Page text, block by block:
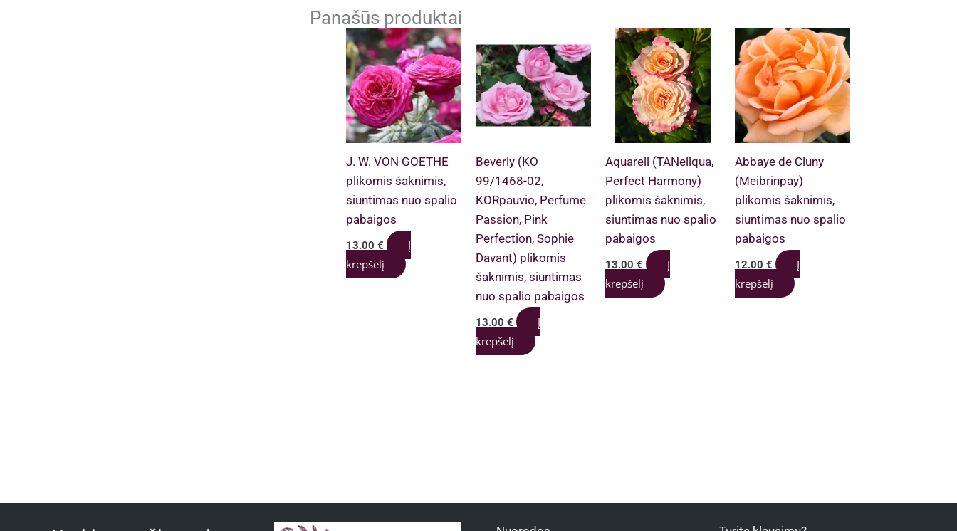
Panašūs produktai
J. W. VON GOETHE
plikomis šaknimis,
siuntimas nuo spalio
pabaigos
13.00 €
Į
krepšelį
Beverly (KO
99/1468-02,
KORpauvio, Perfume
Passion, Pink
Perfection, Sophie
Davant) plikomis
šaknimis, siuntimas
nuo spalio pabaigos
13.00€
Į
krepšelį
Aquarell (TANellqua,
Perfect Harmony)
plikomis šaknimis,
siuntimas nuo spalio
pabaigos
13.00€
Į
krepšelį
Abbaye de Cluny
(Meibrinpay)
plikomis šaknimis,
siuntimas nuo spalio
pabaigos
12.00€
Į
krepšelį